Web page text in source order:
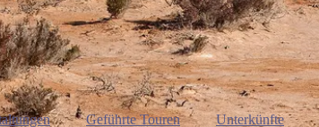
Geführte Touren Unterkünfte